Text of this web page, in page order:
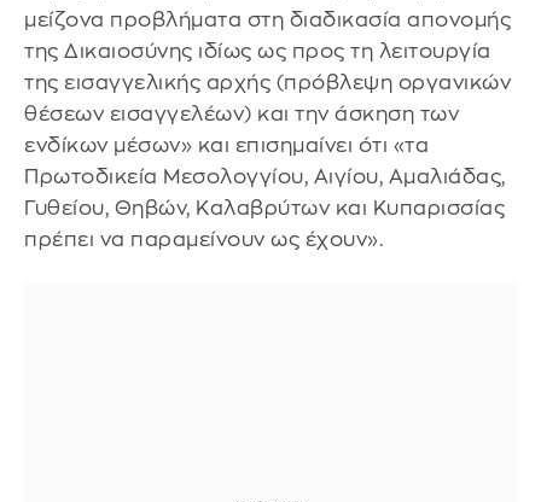
μείζονα προβλήματα στη διαδικασία απονομής
της Δικαιοσύνης ιδίως ως προς τη λειτουργία
της εισαγγελικής αρχής (πρόβλεψη οργανικών
θέσεων εισαγγελέων) και την άσκηση των
ενδίκων μέσων» και επισημαίνει ότι «τα
Πρωτοδικεία Μεσολογγίου, Αιγίου, Αμαλιάδας,
Γυθείου, Θηβών, Καλαβρύτων και Κυπαρισσίας
πρέπει να παραμείνουν ως έχουν».